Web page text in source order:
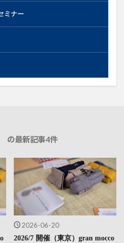
ミナー
の最新記事4件
2026-06-20
2026/7 開催（東京）gran mocco